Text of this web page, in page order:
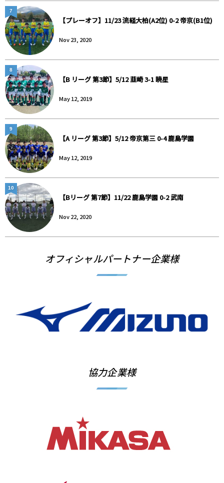
【プレーオフ】11/23 流経大柏(A2位) 0-2 帝京(B1位)
Nov 23, 2020
7
【B リーグ 第3節】5/12 韮崎 3-1 暁星
May 12, 2019
8
【A リーグ 第3節】5/12 帝京第三 0-4 鹿島学園
May 12, 2019
9
【Bリーグ 第7節】11/22 鹿島学園 0-2 武南
Nov 22, 2020
10
オフィシャルパートナー企業様
協力企業様